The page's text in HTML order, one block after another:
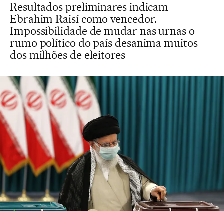
Resultados preliminares indicam
Ebrahim Raisí como vencedor.
Impossibilidade de mudar nas urnas o
rumo político do país desanima muitos
dos milhões de eleitores